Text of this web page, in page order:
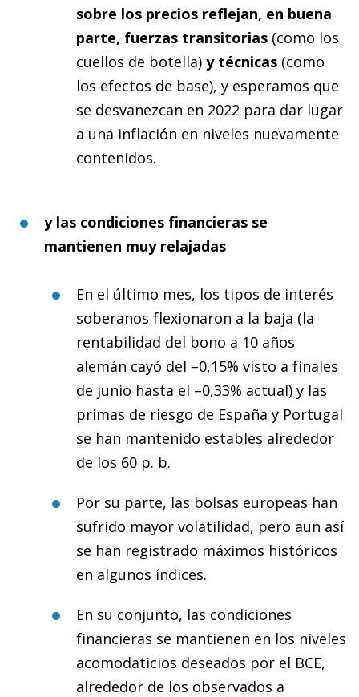
sobre los precios reflejan, en buena
parte, fuerzas transitorias (como los
cuellos de botella) y técnicas (como
los efectos de base), y esperamos que
se desvanezcan en 2022 para dar lugar
a una inflación en niveles nuevamente
contenidos.
y las condiciones financieras se
mantienen muy relajadas
En el último mes, los tipos de interés
soberanos flexionaron a la baja (la
rentabilidad del bono a 10 años
alemán cayó del –0,15% visto a finales
de junio hasta el –0,33% actual) y las
primas de riesgo de España y Portugal
se han mantenido estables alrededor
de los 60 p. b.
Por su parte, las bolsas europeas han
sufrido mayor volatilidad, pero aun así
se han registrado máximos históricos
en algunos índices.
En su conjunto, las condiciones
financieras se mantienen en los niveles
acomodaticios deseados por el BCE,
alrededor de los observados a